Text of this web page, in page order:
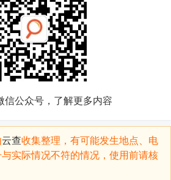
信公众号，了解更多内容
云查收集整理，有可能发生地点、电
实际情况不符的情况，使用前请核